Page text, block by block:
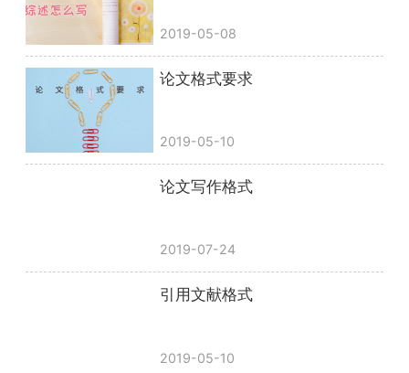
2019-05-08
论文格式要求
2019-05-10
论文写作格式
2019-07-24
引用文献格式
2019-05-10